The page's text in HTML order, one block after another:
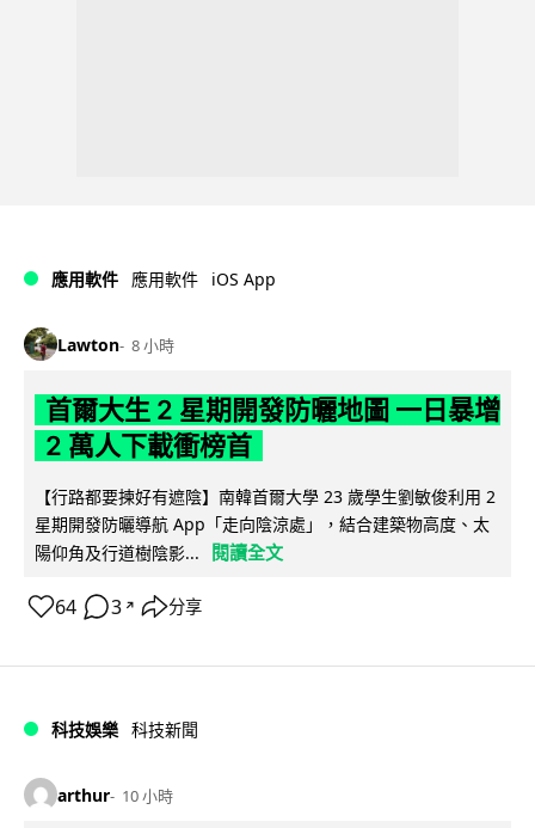
應用軟件 應用軟件 iOS App
Lawton 8 小時
首爾大生 2 星期開發防曬地圖 一日暴增
2 萬人下載衝榜首
【行路都要揀好有遮陰】南韓首爾大學 23 歲學生劉敏俊利用 2
星期開發防曬導航 App「走向陰涼處」，結合建築物高度、太
陽仰角及行道樹陰影...
閱讀全文
64 3 ↗ 分享
科技娛樂 科技新聞
arthur 10 小時